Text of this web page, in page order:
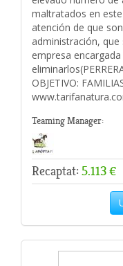
maltratados en
atención de que
administración,
empresa
OBJETIVO:
Teaming Manager:
Recaptat: 5.113 €